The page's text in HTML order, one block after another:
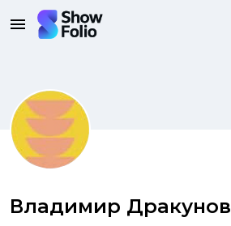
Владимир Дракунов